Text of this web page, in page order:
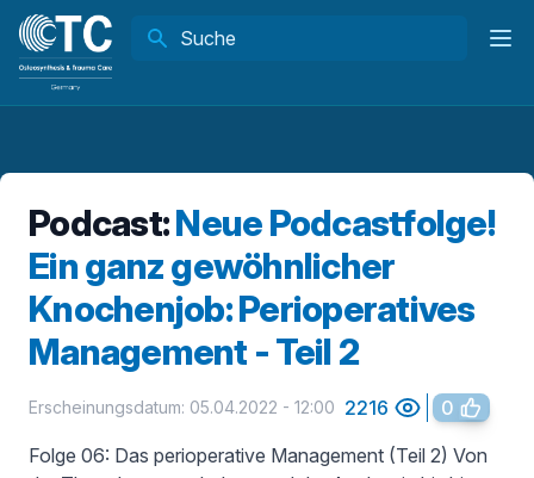
Podcast:Neue Podcastfolge!
Ein ganz gewöhnlicher
Knochenjob: Perioperatives
Management - Teil 2
Erscheinungsdatum: 05.04.2022 - 12:00 2216
0
Folge 06: Das perioperative Management (Teil 2) Von